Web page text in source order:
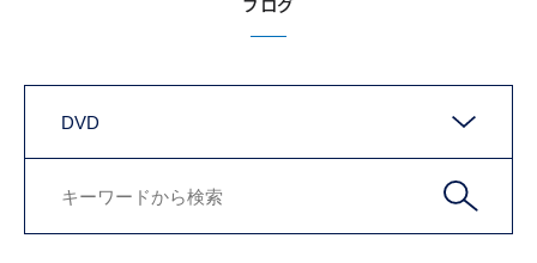
ブログ
DVD